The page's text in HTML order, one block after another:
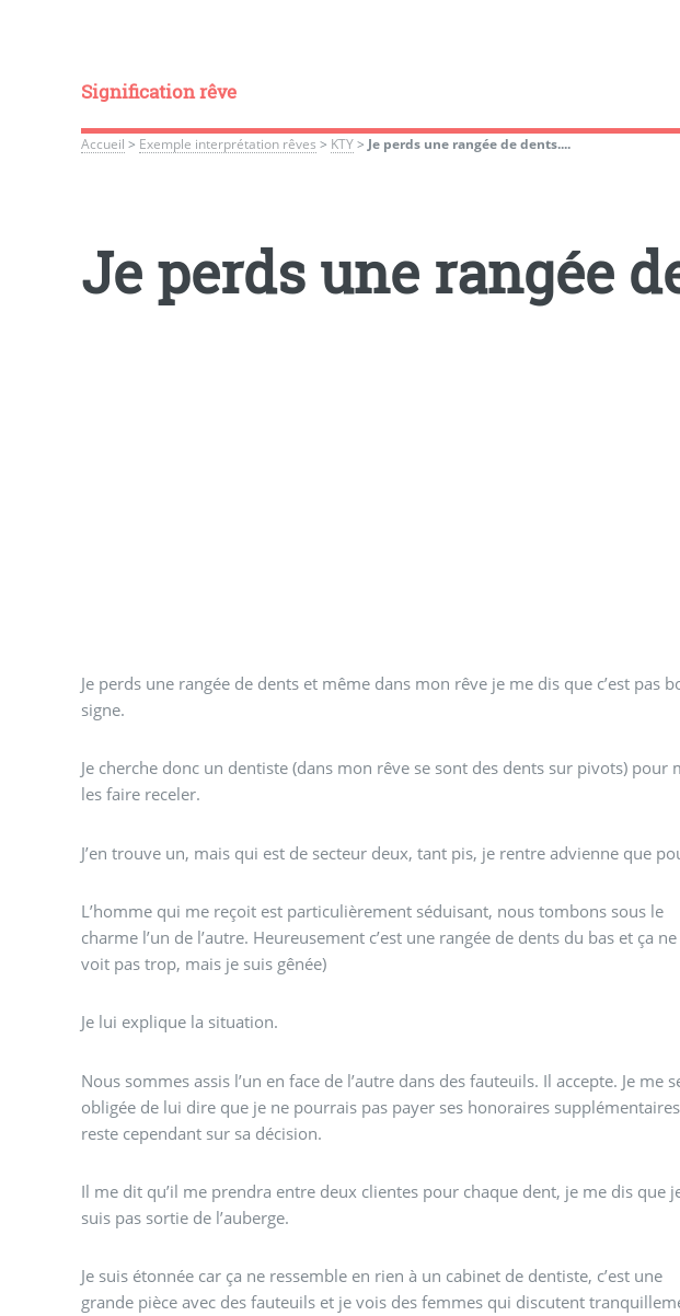
Signification rêve
Accueil > Exemple interprétation rêves > KTY> Je perds une rangée de dents....
Je perds une rangée
Je perds une rangée de dents et même dans mon rêve je me dis que c’est pas
signe.
Je cherche donc un dentiste (dans mon rêve se sont des dents sur pivots) pour
les faire receler.
J’en trouve un, mais qui est de secteur deux, tant pis, je rentre advienne que
L’homme qui me reçoit est particulièrement séduisant, nous tombons sous le
charme l’un de l’autre. Heureusement c’est une rangée de dents du bas et ça ne
voit pas trop, mais je suis gênée)
Je lui explique la situation.
Nous sommes assis l’un en face de l’autre dans des fauteuils. Il accepte. Je me
obligée de lui dire que je ne pourrais pas payer ses honoraires
reste cependant sur sa décision.
Il me dit qu’il me prendra entre deux clientes pour chaque dent, je me dis que
suis pas sortie de l’auberge.
Je suis étonnée car ça ne ressemble en rien à un cabinet de dentiste, c’est une
grande pièce avec des fauteuils et je vois des femmes qui discutent